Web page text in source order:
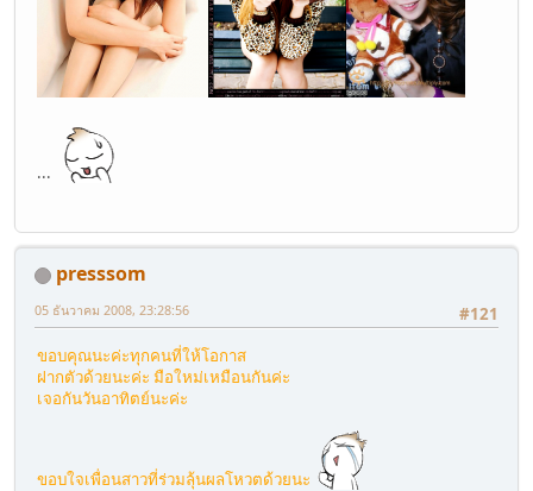
...
presssom
#121
05 ธันวาคม 2008, 23:28:56
ขอบคุณนะค่ะทุกคนที่ให้โอกาส
ฝากตัวด้วยนะค่ะ มือใหม่เหมือนกันค่ะ
เจอกันวันอาทิตย์นะค่ะ
ขอบใจเพื่อนสาวที่ร่วมลุ้นผลโหวตด้วยนะ